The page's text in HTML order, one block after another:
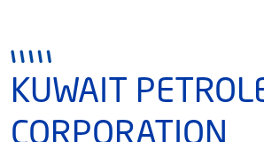
KUWAIT